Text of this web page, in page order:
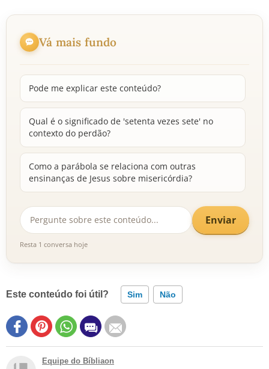
Vá mais fundo
Pode me explicar este conteúdo?
Qual é o significado de 'setenta vezes sete' no
contexto do perdão?
Como a parábola se relaciona com outras
ensinanças de Jesus sobre misericórdia?
Enviar
Resta 1 conversa hoje
Este conteúdo foi útil? Sim Não
Equipe do Bíbliaon